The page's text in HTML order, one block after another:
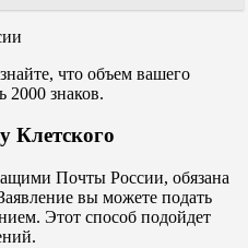
что объем вашего
2000 знаков.
Клетского
Почты России, обязана
вы можете подать
Этот способ подойдет